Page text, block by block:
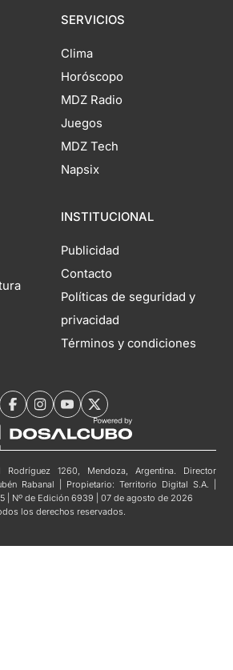
SERVICIOS
Clima
Horóscopo
MDZ Radio
Juegos
MDZ Tech
Napsix
INSTITUCIONAL
Publicidad
Contacto
Políticas de seguridad y
privacidad
Términos y condiciones
1260, Mendoza, Argentina. Director
Rabanal | Propietario: Territorio Digital S.A. |
| Nº de Edición 6939 | 07 de agosto de 2026
los derechos reservados.